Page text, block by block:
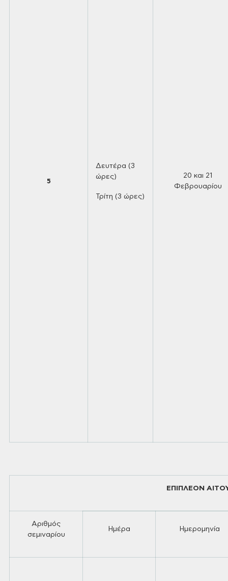
5
Δευτέρα (3
ώρες)
Τρίτη (3 ώρες)
20 και 21
Φεβρουαρίου
ΕΠΙΠΛΕΟΝ
Αριθμός
σεμιναρίου
Ημέρα Ημερομηνία